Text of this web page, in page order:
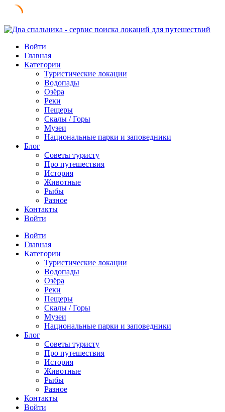
Skip
contentВойти
Главная
Категории
Туристические локации
Водопады
Озёра
Реки
Пещеры
Скалы / Горы
Музеи
Национальные парки и заповедники
Блог
Советы туристу
Про путешествия
История
Животные
Рыбы
Разное
Контакты
Войти
Войти
Главная
Категории
Туристические локации
Водопады
Озёра
Реки
Пещеры
Скалы / Горы
Музеи
Национальные парки и заповедники
Блог
Советы туристу
Про путешествия
История
Животные
Рыбы
Разное
Контакты
Войти